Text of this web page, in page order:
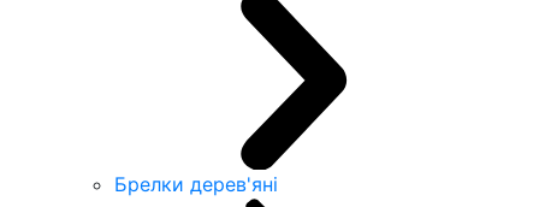
Брелки дерев'яні